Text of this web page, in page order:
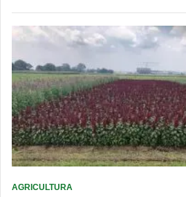
AGRICULTURA